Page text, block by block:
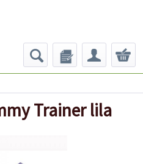
Trainer lila